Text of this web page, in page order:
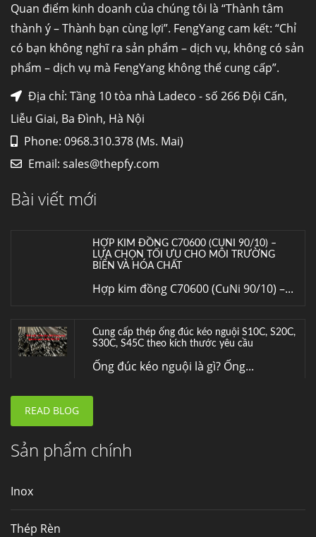
Quan điểm kinh doanh của chúng tôi là “Thành tâm
thành ý – Thành bạn cùng lợi”. FengYang cam kết: “Chỉ
có bạn không nghĩ ra sản phẩm – dịch vụ, không có sản
phẩm – dịch vụ mà FengYang không thể cung cấp”.
Địa chỉ: Tầng 10 tòa nhà Ladeco - số 266 Đội Cấn,
Liễu Giai, Ba Đình, Hà Nội
Phone: 0968.310.378 (Ms. Mai)
Email: sales@thepfy.com
Bài viết mới
Fengyang là một trong những nhà
máy...
Hợp kim N06625 là gì? Giá hợp kim 625 mới
nhiệt,...
Mua inox ở đâu chất lượng giá tốt? Gọi ngay
Inox (thép không gỉ) là một trong...
HỢP KIM ĐỒNG C70600 (CUNI 90/10) –
LỰA CHỌN TỐI ƯU CHO MÔI TRƯỜNG
BIỂN VÀ HÓA CHẤT
Hợp kim đồng C70600 (CuNi 90/10) –...
Cung cấp thép ống đúc kéo nguội S10C, S20C,
S30C, S45C theo kích thước yêu cầu
Ống đúc kéo nguội là gì? Ống...
Fengyang là một trong những nhà
READ BLOG
Sản phẩm chính
Inox
Thép Rèn